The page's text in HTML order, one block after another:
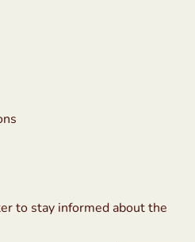
to stay informed about the